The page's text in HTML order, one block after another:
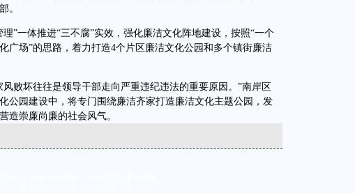
。
一体推进“三不腐”实效，强化廉洁文化阵地建设，按照“一个
广场”的思路，着力打造4个片区廉洁文化公园和多个镇街廉洁
坏往往是领导干部走向严重违纪违法的重要原因。”南岸区
公园建设中，将专门围绕廉洁齐家打造廉洁文化主题公园，发
造崇廉尚廉的社会风气。